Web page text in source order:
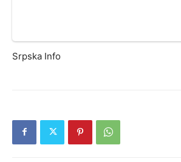
Srpska Info